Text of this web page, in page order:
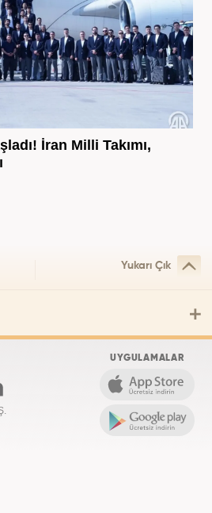
İran Milli Takımı,
Yukarı Çık
UYGULAMALAR